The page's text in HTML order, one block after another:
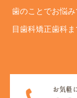
歯のことでお悩
目歯科矯正歯科